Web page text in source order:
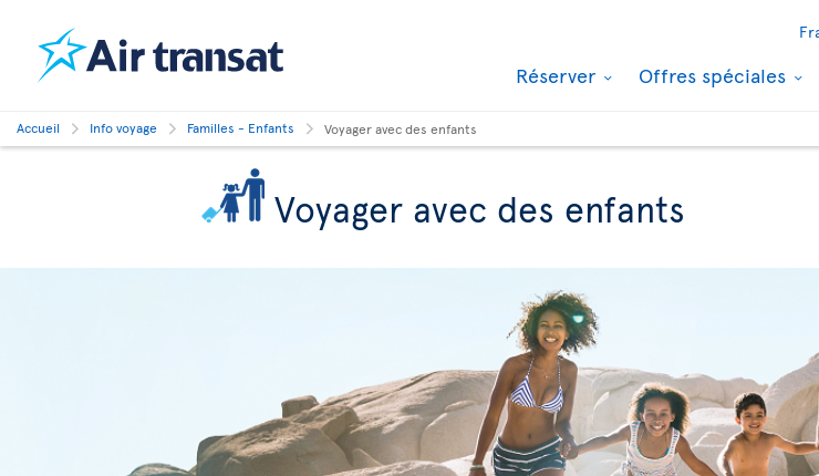
Réserver Offres spéciales
Accueil Info voyage Familles - Enfants Voyager avec des enfants
Voyager avec des enfants